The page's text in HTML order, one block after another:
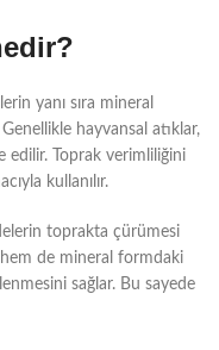
yanı sıra mineral
hayvansal atıklar,
edilir. Toprak verimliliğini
kullanılır.
toprakta çürümesi
hem de mineral formdaki
sağlar. Bu sayede